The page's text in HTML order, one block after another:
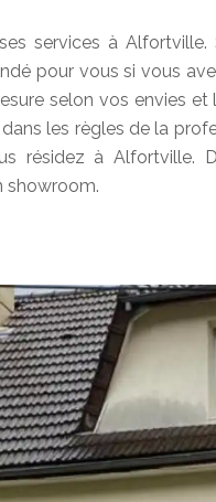
services à Alfortville.
pour vous si vous
selon vos envies et
les règles de la
résidez à Alfortville.
showroom.